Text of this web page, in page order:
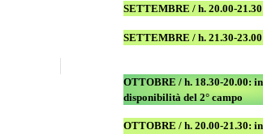
SETTEMBRE / h. 20.00-
SETTEMBRE / h. 21.30-23.00
OTTOBRE / h. 18.30-20.00:
disponibilità del 2° campo
OTTOBRE / h. 20.00-21.30: